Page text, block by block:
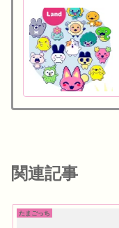
関連記事
たまごっち